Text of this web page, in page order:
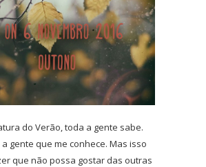
do Verão, toda a gente sabe.
gente que me conhece. Mas isso
que não possa gostar das outras